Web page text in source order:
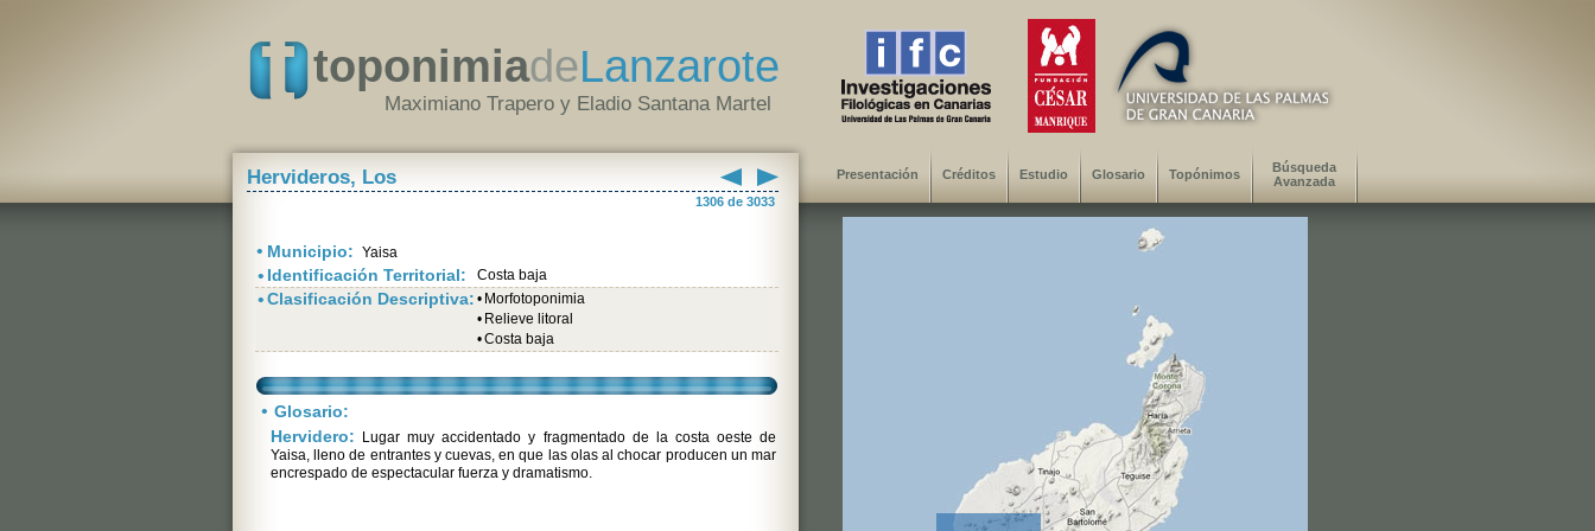
toponimiadeLanzarote
Maximiano Trapero y Eladio Santana Martel
Hervideros, Los
1306 de 3033
• Municipio: Yaisa
• Identificación Territorial: Costa baja
•Clasificación Descriptiva: • Morfotoponimia
• Relieve litoral
•Costa baja
• Glosario:
Hervidero: Lugar muy accidentado y fragmentado de la costa oeste de
Yaisa, lleno de entrantes y cuevas, en que las olas al chocar producen un mar
encrespado de espectacular fuerza y dramatismo.
Presentación Créditos Estudio Glosario Topónimos
Búsqueda
Avanzada